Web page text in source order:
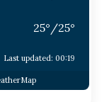
25° /25°
Last updated: 00:19